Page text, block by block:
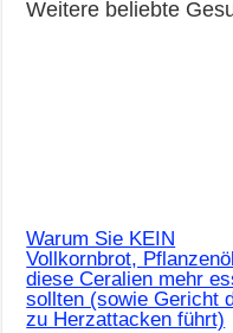
Weitere beliebte
Warum Sie KEIN
Vollkornbrot,
diese Ceralien mehr
sollten (sowie Gericht
zu Herzattacken führt)